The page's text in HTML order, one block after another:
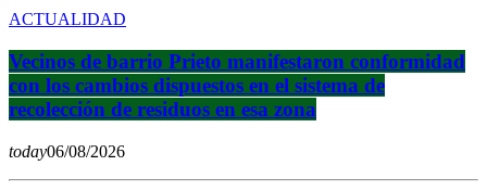
ACTUALIDAD
Vecinos de barrio Prieto manifestaron conformidad
con los cambios dispuestos en el sistema de
recolección de residuos en esa zona
today06/08/2026